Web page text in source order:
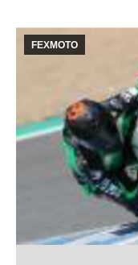
FEXMOTO